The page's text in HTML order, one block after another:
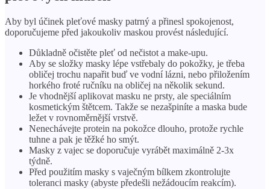
Aby byl účinek pleťové masky patrný a přinesl spokojenost,
doporučujeme před jakoukoliv maskou provést následující.
Důkladně očistěte pleť od nečistot a make-upu.
Aby se složky masky lépe vstřebaly do pokožky, je třeba
obličej trochu napařit buď ve vodní lázni, nebo přiložením
horkého froté ručníku na obličej na několik sekund.
Je vhodnější aplikovat masku ne prsty, ale speciálním
kosmetickým štětcem. Takže se nezašpiníte a maska ​​bude
ležet v rovnoměrnější vrstvě.
Nenechávejte protein na pokožce dlouho, protože rychle
tuhne a pak je těžké ho smýt.
Masky z vajec se doporučuje vyrábět maximálně 2-3x
týdně.
Před použitím masky s vaječným bílkem zkontrolujte
toleranci masky (abyste předešli nežádoucím reakcím).